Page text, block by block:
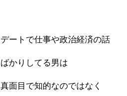
デートで仕事や政治経済の話
ばかりしてる男は
真面目で知的なのではなく